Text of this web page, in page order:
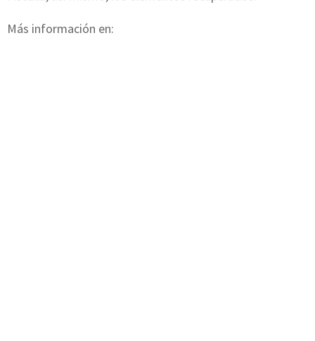
Más información en: